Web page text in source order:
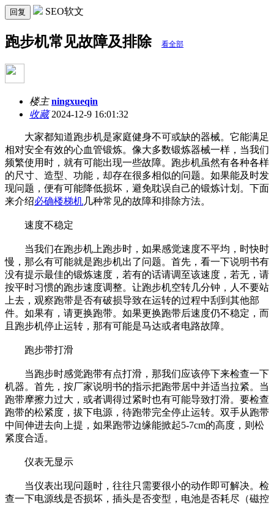
回复 SEO软文
跑步机常见故障及排除 看全部
楼主 ningxueqin
收藏2024-12-9 16:01:32
大家都知道跑步机是家庭健身不可或缺的器械。它能满足
相对安全有效的心血管锻炼。像大多数锻炼器械一样，当我们
频繁使用时，就有可能出现一些故障。跑步机虽然有各种各样
的尺寸、造型、功能，却存在很多相似的问题。如果能及时发
现问题，便有可能降低损坏，避免耽误自己的锻炼计划。下面
来介绍必确楼梯机几种常见的故障和排除方法。
速度不稳定
当我们在跑步机上跑步时，如果感觉速度不平均，时快时
慢，那么有可能就是跑步机出了问题。首先，看一下说明书有
没有提示最佳的锻炼速度，若有的话请调至该速度，若无，请
按平时习惯的跑步速度调整。让跑步机空转几分钟，人不要站
上去，观察跑带是否有破损导致在运转的过程中刮到其他部
件。如果有，请更换跑带。如果更换跑带后速度仍不稳定，而
且跑步机停止运转，那有可能是马达或者电路故障。
跑步带打滑
当跑步时感觉跑带有点打滑，那我们应该停下来检查一下
机器。首先，按厂家说明书的指示把跑带居中并适当拉紧。当
跑带摩擦力过大，或者调得过紧时也有可能导致打滑。要检查
跑带的松紧度，拔下电源，待跑带完全停止运转。双手从跑带
中间伸进去向上提，如果跑带边缘能掀起5-7cm的高度，则松
紧度合适。
仪表无显示
当仪表出现问题时，往往只需要很小的动作即可解决。检
查一下电源线是否损坏，插头是否变型，电池是否耗尽（磁控